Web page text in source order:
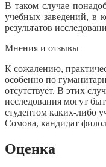
В таком случае
учебных заведений, в
результатов
Мнения и отзывы
К сожалению,
особенно по
отсутствует. В этих
исследования могут
студентом каких-либо
Сомова, кандидат
Оценка